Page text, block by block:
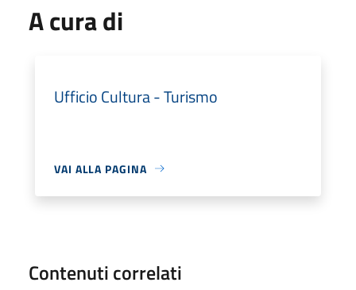
A cura di
Ufficio Cultura - Turismo
VAI ALLA PAGINA
Contenuti correlati